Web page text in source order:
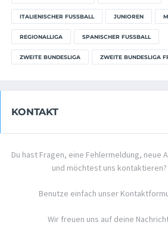
ITALIENISCHER FUSSBALL JUNIOREN
REGIONALLIGA SPANISCHER FUSSBALL
ZWEITE BUNDESLIGA ZWEITE BUNDESLIGA
KONTAKT
Du hast Fragen, eine Fehlermeldung, neue
und möchtest uns kontaktieren?
Benutze einfach unser
Wir freuen uns auf deine